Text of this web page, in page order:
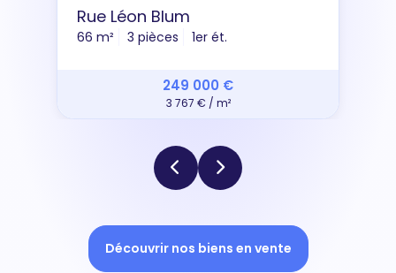
Rue Léon Blum
66 m² 3 pièces 1er ét.
249 000 €
3 767 € / m²
Découvrir nos biens en vente